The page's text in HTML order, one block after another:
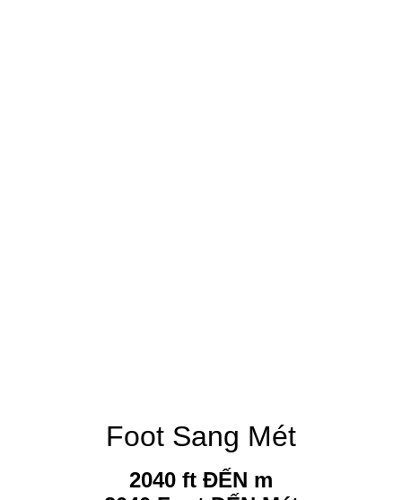
Foot Sang Mét
2040 ft ĐẾN m